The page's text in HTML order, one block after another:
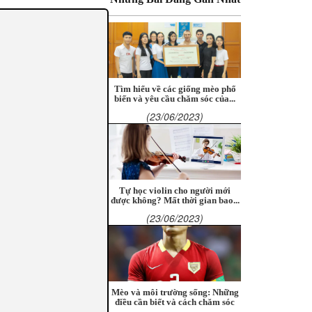
Tìm hiểu về các giống mèo phổ
biến và yêu cầu chăm sóc của...
(23/06/2023)
Tự học violin cho người mới
được không? Mất thời gian bao...
(23/06/2023)
Mèo và môi trường sống: Những
điều cần biết và cách chăm sóc